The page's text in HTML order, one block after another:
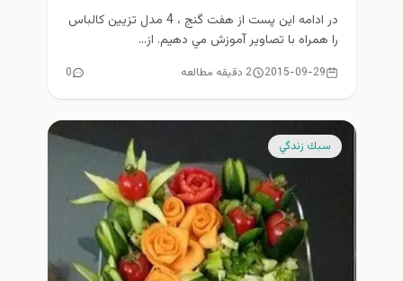
در ادامه اين پست از هفت گنج ، 4 مدل تزيين كالباس
را همراه با تصاوير آموزش مي دهيم. از...
2015-09-29 2 دقیقه مطالعه 0
سبك زندگي